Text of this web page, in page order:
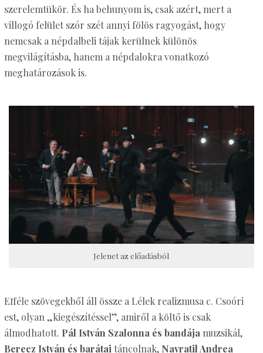
szerelemtükör. És ha behunyom is, csak azért, mert a
villogó felület szór szét annyi fölös ragyogást, hogy
nemcsak a népdalbeli tájak kerülnek különös
megvilágításba, hanem a népdalokra vonatkozó
meghatározások is.
Jelenet az előadásból
Efféle szövegekből áll össze a Lélek realizmusa c. Csoóri
est, olyan „kiegészítéssel”, amiről a költő is csak
álmodhatott. Pál István Szalonna és bandája muzsikál,
Berecz István és barátai táncolnak, Navratil Andrea